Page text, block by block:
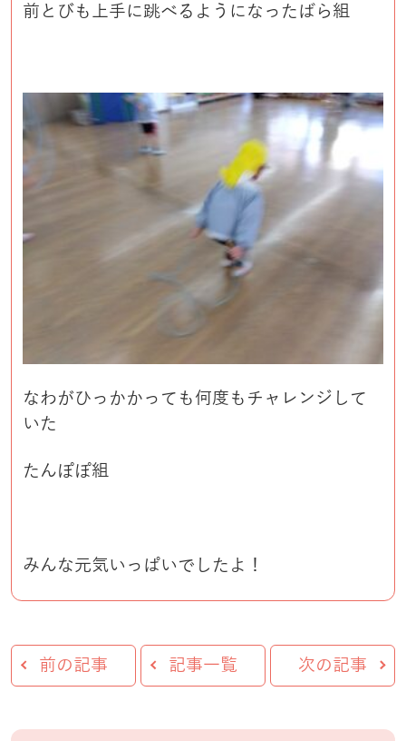
前とびも上手に跳べるようになったばら組
なわがひっかかっても何度もチャレンジして
いた
たんぽぽ組
みんな元気いっぱいでしたよ！
前の記事 記事一覧 次の記事